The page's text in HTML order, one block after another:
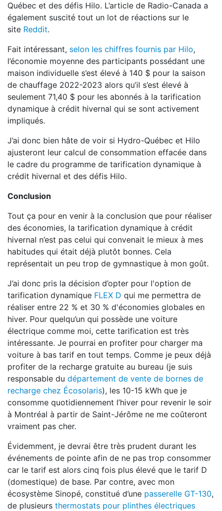
Québec et des défis Hilo. L’article de Radio-Canada a
également suscité tout un lot de réactions sur le
site Reddit.
Fait intéressant, selon les chiffres fournis par Hilo,
l’économie moyenne des participants possédant une
maison individuelle s’est élevé à 140 $ pour la saison
de chauffage 2022-2023 alors qu’il s’est élevé à
seulement 71,40 $ pour les abonnés à la tarification
dynamique à crédit hivernal qui se sont activement
impliqués.
J’ai donc bien hâte de voir si Hydro-Québec et Hilo
ajusteront leur calcul de consommation effacée dans
le cadre du programme de tarification dynamique à
crédit hivernal et des défis Hilo.
Conclusion
Tout ça pour en venir à la conclusion que pour réaliser
des économies, la tarification dynamique à crédit
hivernal n’est pas celui qui convenait le mieux à mes
habitudes qui était déjà plutôt bonnes. Cela
représentait un peu trop de gymnastique à mon goût.
J’ai donc pris la décision d’opter pour l'option de
tarification dynamique FLEX D qui me permettra de
réaliser entre 22 % et 30 % d'économies globales en
hiver. Pour quelqu’un qui possède une voiture
électrique comme moi, cette tarification est très
intéressante. Je pourrai en profiter pour charger ma
voiture à bas tarif en tout temps. Comme je peux déjà
profiter de la recharge gratuite au bureau (je suis
responsable du département de vente de bornes de
recharge chez Écosolaris), les 10-15 kWh que je
consomme quotidiennement l’hiver pour revenir le soir
à Montréal à partir de Saint-Jérôme ne me coûteront
vraiment pas cher.
Évidemment, je devrai être très prudent durant les
événements de pointe afin de ne pas trop consommer
car le tarif est alors cinq fois plus élevé que le tarif D
(domestique) de base. Par contre, avec mon
écosystème Sinopé, constitué d’une passerelle GT-130,
de plusieurs thermostats pour plinthes électriques